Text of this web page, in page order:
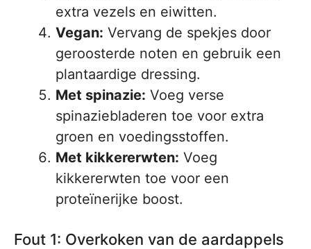
extra vezels en eiwitten.
Vegan: Vervang de spekjes door
geroosterde noten en gebruik een
plantaardige dressing.
Met spinazie: Voeg verse
spinaziebladeren toe voor extra
groen en voedingsstoffen.
Met kikkererwten: Voeg
kikkererwten toe voor een
proteïnerijke boost.
Fout 1: Overkoken van de aardappels